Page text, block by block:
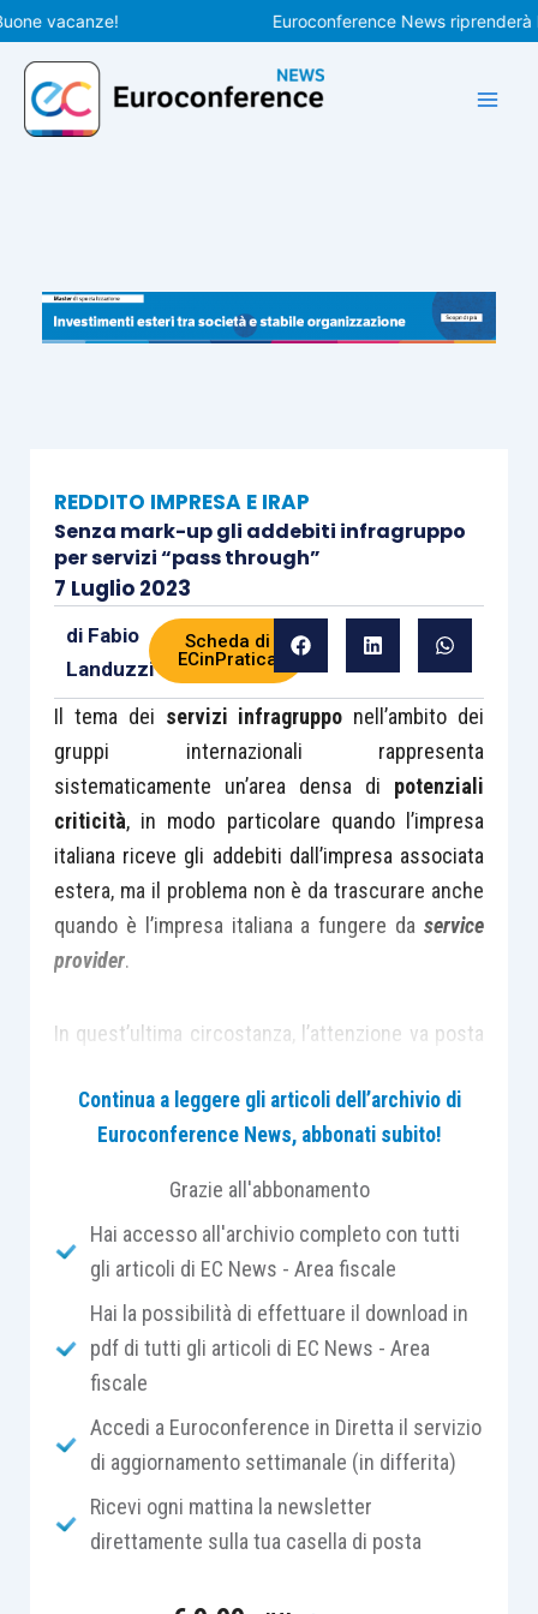
Vai
al
contenuto
vacanze! Euroconference News riprenderà le
REDDITO IMPRESA E IRAP
Senza mark-up gli addebiti infragruppo
per servizi “pass through”
7 Luglio 2023
di Fabio
Landuzzi
Scheda di
ECinPratica
Il tema dei servizi infragruppo nell’ambito dei
gruppi internazionali rappresenta
sistematicamente un’area densa di potenziali
criticità, in modo particolare quando l’impresa
italiana riceve gli addebiti dall’impresa associata
estera, ma il problema non è da trascurare anche
quando è l’impresa italiana a fungere daservice
provider.
In quest’ultima circostanza, l’attenzione va posta
principio di libera concorrenza, dei servizi resi
alle imprese associate estere, che sovente sono
applicatounmark upsolitamente variabile a
seconda dell’intrinseco“valore” dei servizi resi
All’interno di queste relazioni non è raro che
coesistano
quindi di addebiti infragruppo:
, riferita ai
servizi che l’impresa
associata rende
in proprio utilizzando
l’organizzazione di cui è dotata;
Continua a leggere gli articoli dell’archivio di
Euroconference News, abbonati subito!
Grazie all'abbonamento
Hai accesso all'archivio completo con tutti
gli articoli di EC News - Area fiscale
Hai la possibilità di effettuare il download in
pdf di tutti gli articoli di EC News - Area
fiscale
Accedi a Euroconference in Diretta il servizio
di aggiornamento settimanale (in differita)
Ricevi ogni mattina la newsletter
direttamente sulla tua casella di posta